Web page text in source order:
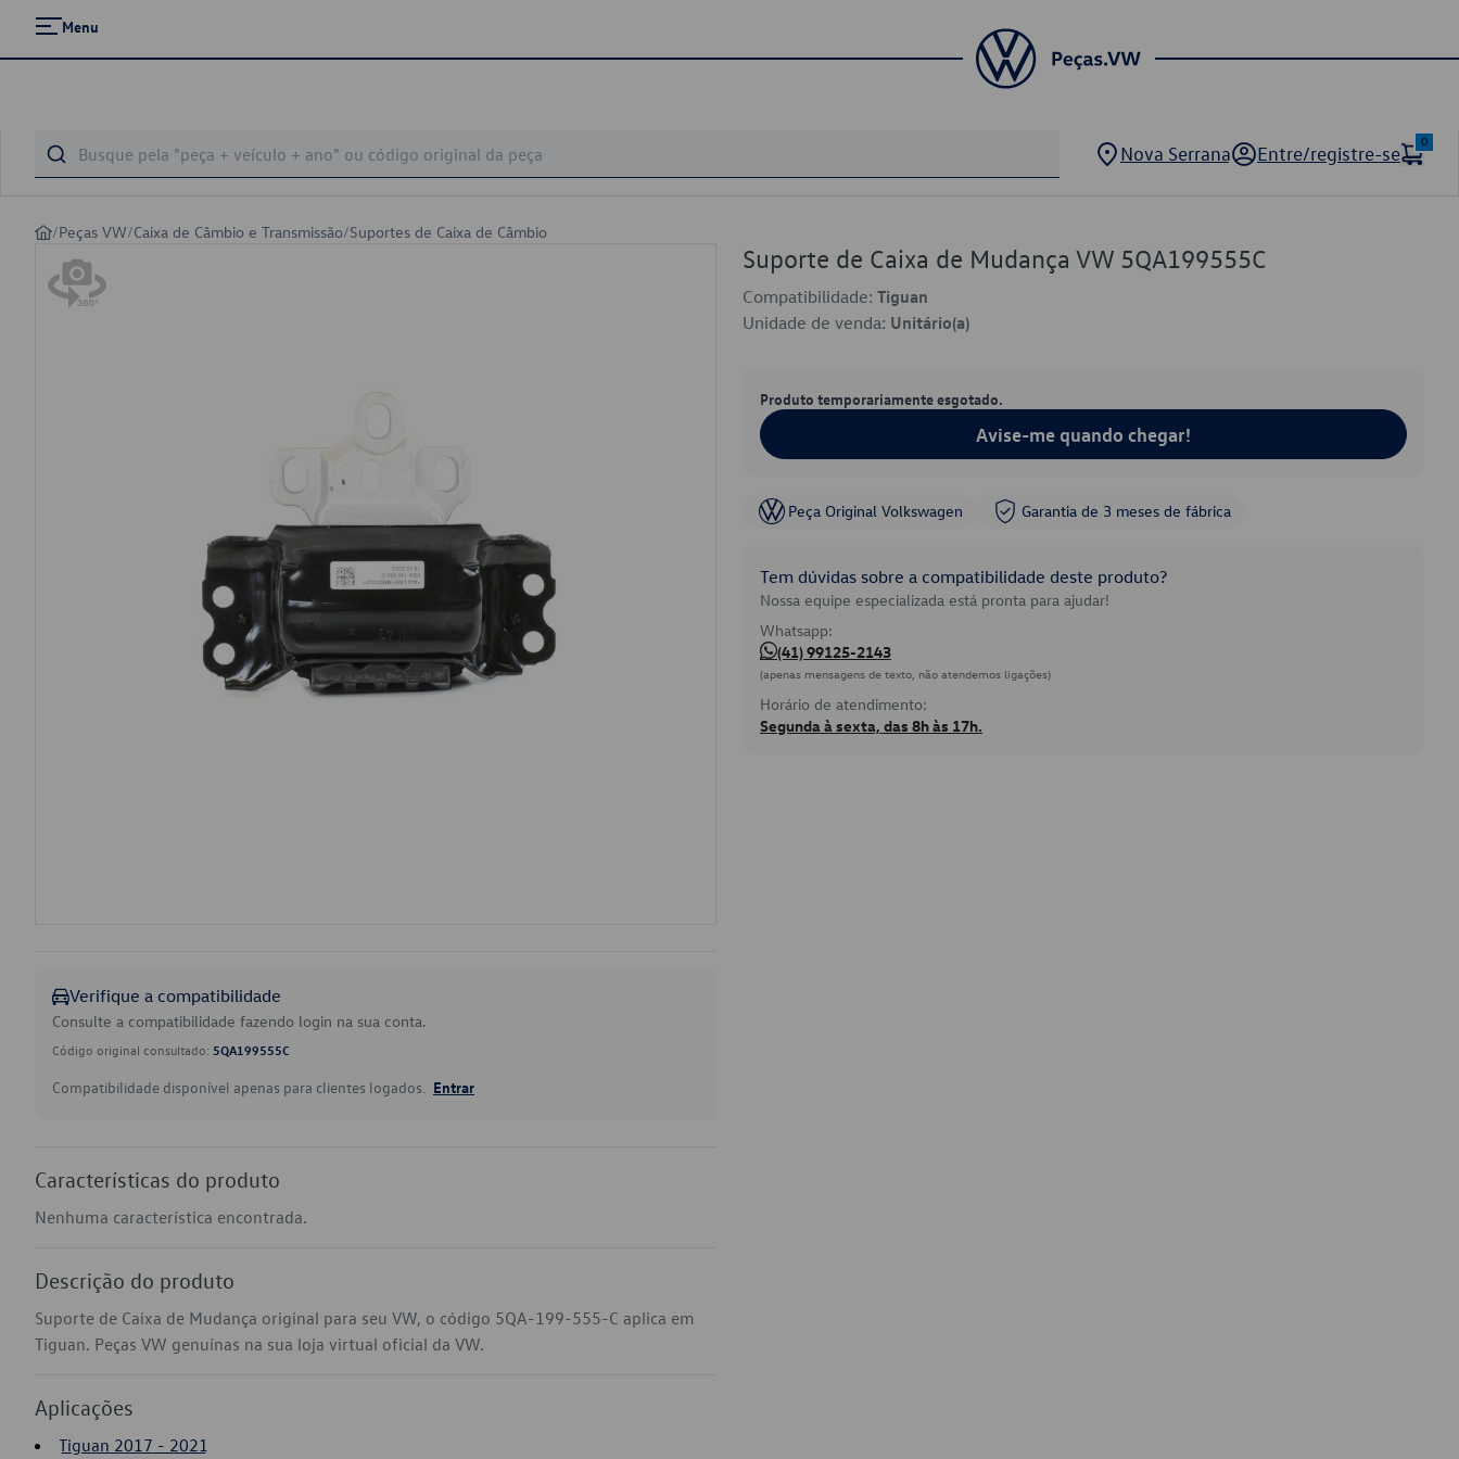
Menu
Nova Serrana Entre/registre-se
0
/Peças VW/Caixa de Câmbio e Transmissão/Suportes de Caixa de Câmbio
Verifique a compatibilidade
Consulte a compatibilidade fazendo login na sua conta.
Código original consultado: 5QA199555C
Compatibilidade disponível apenas para clientes logados. Entrar
Características do produto
Nenhuma característica encontrada.
Descrição do produto
Suporte de Caixa de Mudança original para seu VW, o código 5QA-199-555-C aplica em
Tiguan. Peças VW genuínas na sua loja virtual oficial da VW.
Aplicações
Tiguan 2017 - 2021
Suporte de Caixa de Mudança VW 5QA199555C
Compatibilidade: Tiguan
Unidade de venda: Unitário(a)
Produto temporariamente esgotado.
Avise-me quando chegar!
Peça Original Volkswagen Garantia de 3 meses de fábrica
Tem dúvidas sobre a compatibilidade deste produto?
Nossa equipe especializada está pronta para ajudar!
Whatsapp:
(41) 99125-2143
(apenas mensagens de texto, não atendemos ligações)
Horário de atendimento:
Segunda à sexta, das 8h às 17h.